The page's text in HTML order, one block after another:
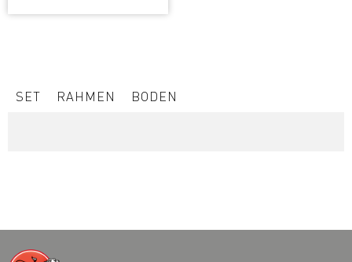
SET RAHMEN BODEN